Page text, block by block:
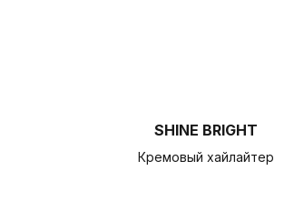
SHINE BRIGHT
Кремовый хайлайтер